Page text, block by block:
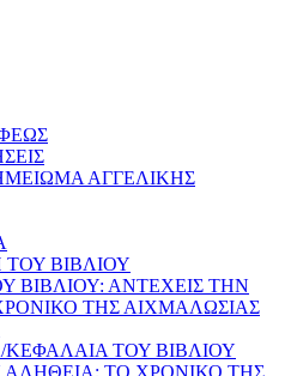
ΑΓΓΕΛΙΚΗΣ
ΒΙΒΛΙΟΥ
ΒΙΒΛΙΟΥ: ΑΝΤΕΧΕΙΣ ΤΗΝ
ΤΗΣ ΑΙΧΜΑΛΩΣΙΑΣ
ΤΟΥ ΒΙΒΛΙΟΥ
ΑΛΗΘΕΙΑ; ΤΟ ΧΡΟΝΙΚΟ ΤΗΣ